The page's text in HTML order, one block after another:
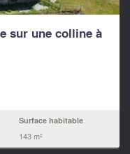
sur une colline à
Surface habitable
143 m²